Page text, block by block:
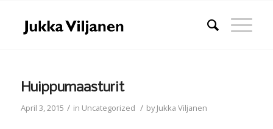
Huippumaasturit
April 3, 2015 / in Uncategorized / byJukka Viljanen